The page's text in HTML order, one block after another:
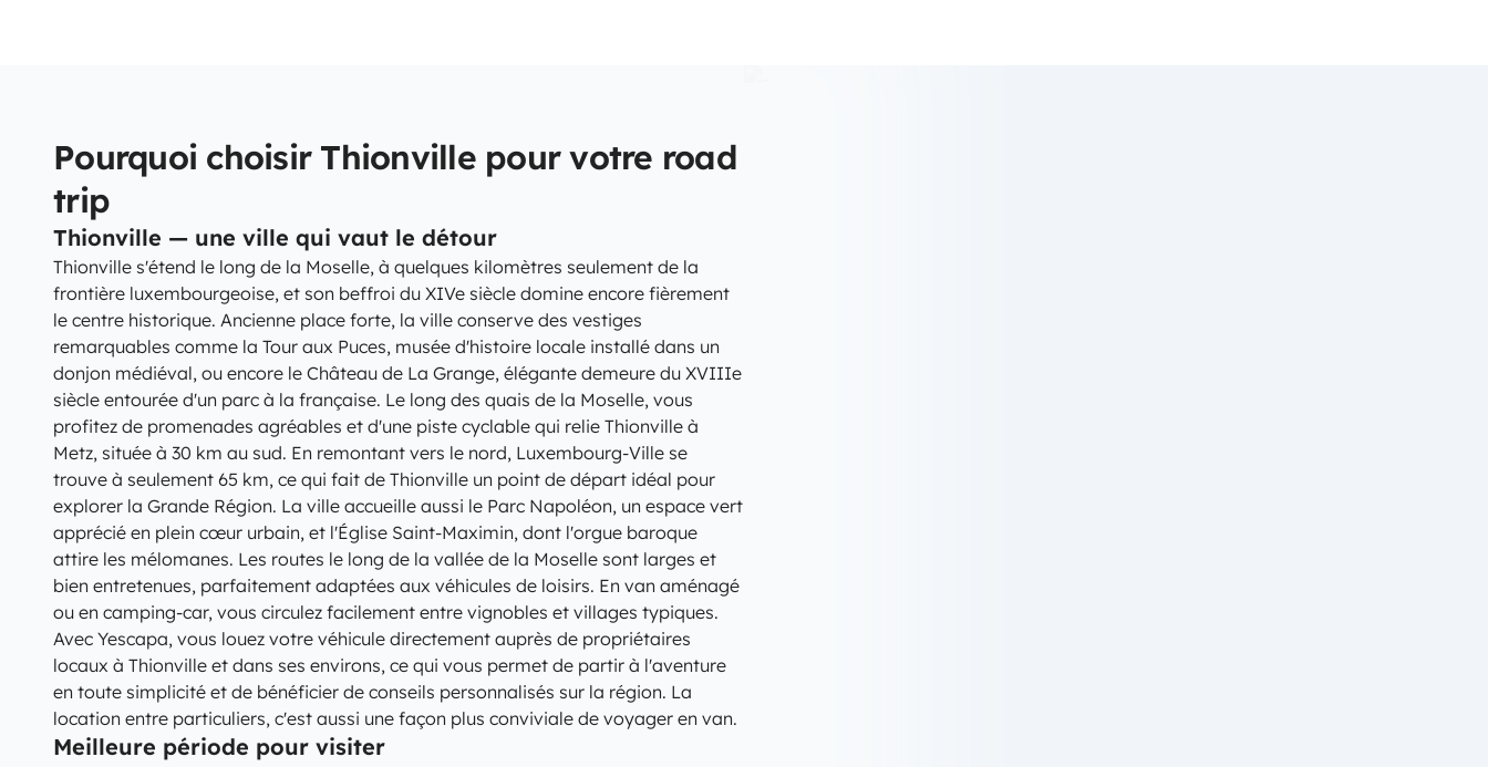
Pourquoi choisir Thionville pour votre road
trip
Thionville — une ville qui vaut le détour
Thionville s'étend le long de la Moselle, à quelques kilomètres seulement de la
frontière luxembourgeoise, et son beffroi du XIVe siècle domine encore fièrement
le centre historique. Ancienne place forte, la ville conserve des vestiges
remarquables comme la Tour aux Puces, musée d'histoire locale installé dans un
donjon médiéval, ou encore le Château de La Grange, élégante demeure du XVIIIe
siècle entourée d'un parc à la française. Le long des quais de la Moselle, vous
profitez de promenades agréables et d'une piste cyclable qui relie Thionville à
Metz, située à 30 km au sud. En remontant vers le nord, Luxembourg-Ville se
trouve à seulement 65 km, ce qui fait de Thionville un point de départ idéal pour
explorer la Grande Région. La ville accueille aussi le Parc Napoléon, un espace vert
apprécié en plein cœur urbain, et l'Église Saint-Maximin, dont l'orgue baroque
attire les mélomanes. Les routes le long de la vallée de la Moselle sont larges et
bien entretenues, parfaitement adaptées aux véhicules de loisirs. En van aménagé
ou en camping-car, vous circulez facilement entre vignobles et villages typiques.
Avec Yescapa, vous louez votre véhicule directement auprès de propriétaires
locaux à Thionville et dans ses environs, ce qui vous permet de partir à l'aventure
en toute simplicité et de bénéficier de conseils personnalisés sur la région. La
location entre particuliers, c'est aussi une façon plus conviviale de voyager en van.
Meilleure période pour visiter